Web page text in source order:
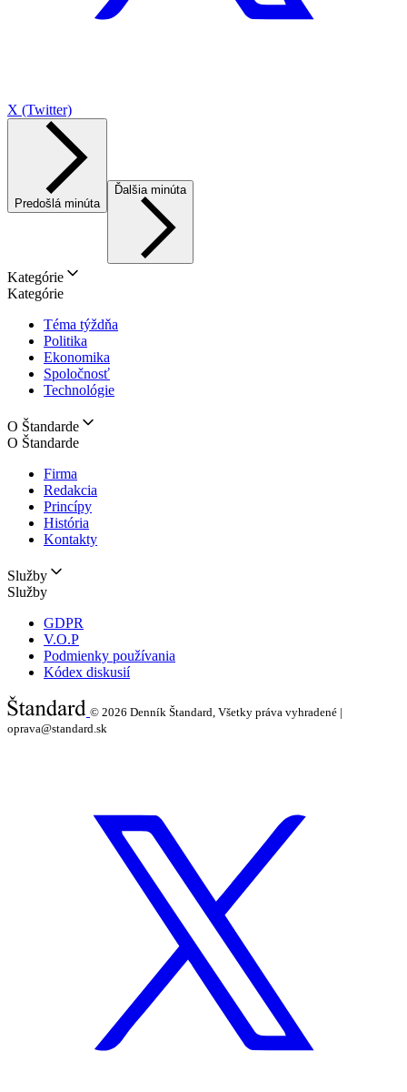
X (Twitter)
Predošlá minúta
Ďalšia minúta
Kategórie
Kategórie
Téma týždňa
Politika
Ekonomika
Spoločnosť
Technológie
O Štandarde
O Štandarde
Firma
Redakcia
Princípy
História
Kontakty
Služby
Služby
GDPR
V.O.P
Podmienky používania
Kódex diskusií
© 2026 Denník Štandard, Všetky práva vyhradené |
oprava@standard.sk